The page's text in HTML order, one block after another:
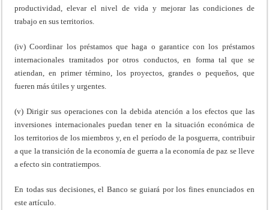
productividad, elevar el nivel de vida y mejorar las condiciones de
trabajo en sus territorios.
(iv) Coordinar los préstamos que haga o garantice con los préstamos
internacionales tramitados por otros conductos, en forma tal que se
atiendan, en primer término, los proyectos, grandes o pequeños, que
fueren más útiles y urgentes.
(v) Dirigir sus operaciones con la debida atención a los efectos que las
inversiones internacionales puedan tener en la situación económica de
los territorios de los miembros y, en el período de la posguerra, contribuir
a que la transición de la economía de guerra a la economía de paz se lleve
a efecto sin contratiempos.
En todas sus decisiones, el Banco se guiará por los fines enunciados en
este artículo.